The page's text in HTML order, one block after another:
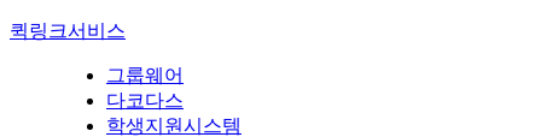
퀵링크서비스
그룹웨어
다코다스
학생지원시스템